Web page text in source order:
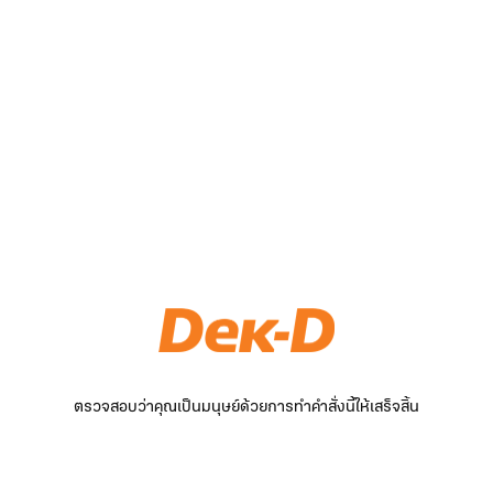
ตรวจสอบว่าคุณเป็นมนุษย์ด้วยการทำคำสั่งนี้ให้เสร็จสิ้น